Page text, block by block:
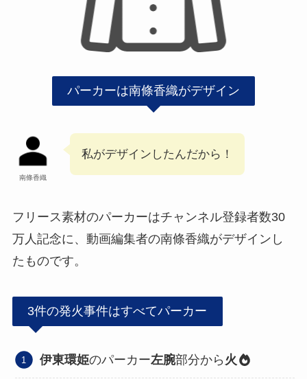
パーカーは南條香織がデザイン
南條香織
私がデザインしたんだから！
フリース素材のパーカーはチャンネル登録者数30
万人記念に、動画編集者の南條香織がデザインし
たものです。
3件の発火事件はすべてパーカー
伊東環姫のパーカー左腕部分から 火